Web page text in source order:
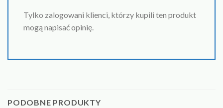
Tylko zalogowani klienci, którzy kupili ten produkt
mogą napisać opinię.
PODOBNE PRODUKTY